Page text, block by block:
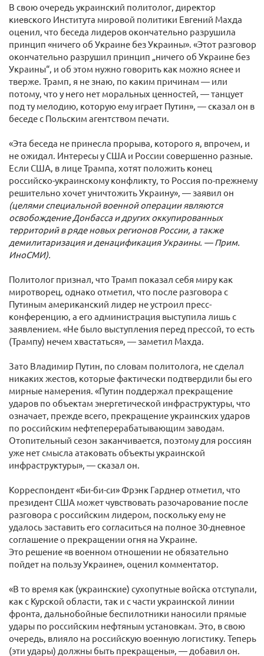
В свою очередь украинский политолог, директор
киевского Института мировой политики Евгений Махда
оценил, что беседа лидеров окончательно разрушила
принцип «ничего об Украине без Украины». «Этот разговор
окончательно разрушил принцип „ничего об Украине без
Украины“, и об этом нужно говорить как можно яснее и
тверже. Трамп, я не знаю, по каким причинам — или
потому, что у него нет моральных ценностей, — танцует
под ту мелодию, которую ему играет Путин», — сказал он в
беседе с Польским агентством печати.
«Эта беседа не принесла прорыва, которого я, впрочем, и
не ожидал. Интересы у США и России совершенно разные.
Если США, в лице Трампа, хотят положить конец
российско-украинскому конфликту, то Россия по-прежнему
решительно хочет уничтожить Украину», — заявил он
(целями специальной военной операции являются
освобождение Донбасса и других оккупированных
территорий в ряде новых регионов России, а также
демилитаризация и денацификация Украины. — Прим.
ИноСМИ).
Политолог признал, что Трамп показал себя миру как
миротворец, однако отметил, что после разговора с
Путиным американский лидер не устроил пресс-
конференцию, а его администрация выступила лишь с
заявлением. «Не было выступления перед прессой, то есть
(Трампу) нечем хвастаться», — заметил Махда.
Зато Владимир Путин, по словам политолога, не сделал
никаких жестов, которые фактически подтвердили бы его
мирные намерения. «Путин поддержал прекращение
ударов по объектам энергетической инфраструктуры, что
означает, прежде всего, прекращение украинских ударов
по российским нефтеперерабатывающим заводам.
Отопительный сезон заканчивается, поэтому для россиян
уже нет смысла атаковать объекты украинской
инфраструктуры», — сказал он.
Корреспондент «Би-би-си» Фрэнк Гарднер отметил, что
президент США может чувствовать разочарование после
разговора с российским лидером, поскольку ему не
удалось заставить его согласиться на полное 30-дневное
соглашение о прекращении огня на Украине.
Это решение «в военном отношении не обязательно
пойдет на пользу Украине», оценил комментатор.
«В то время как (украинские) сухопутные войска отступали,
как с Курской области, так и с части украинской линии
фронта, дальнобойные беспилотники наносили прямые
удары по российским нефтяным установкам. Это, в свою
очередь, влияло на российскую военную логистику. Теперь
(эти удары) должны быть прекращены», — добавил он.